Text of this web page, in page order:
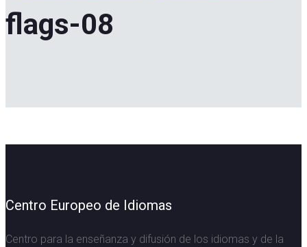
flags-08
Centro Europeo de Idiomas
Centro para la enseñanza y difusión de los idiomas y de la